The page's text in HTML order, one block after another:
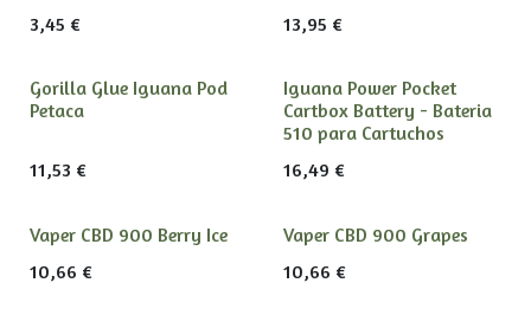
3,45 €
13,95 €
Gorilla Glue Iguana Pod
Petaca
11,53 €
Iguana Power Pocket
Cartbox Battery - Bateria
510 para Cartuchos
16,49 €
Vaper CBD 900 Berry Ice
10,66 €
Vaper CBD 900 Grapes
10,66 €